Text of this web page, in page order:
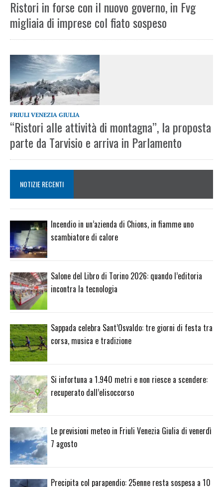
Ristori in forse con il nuovo governo, in Fvg
migliaia di imprese col fiato sospeso
FRIULI VENEZIA GIULIA
“Ristori alle attività di montagna”, la proposta
parte da Tarvisio e arriva in Parlamento
NOTIZIE RECENTI
Incendio in un’azienda di Chions, in fiamme uno
scambiatore di calore
Salone del Libro di Torino 2026: quando l’editoria
incontra la tecnologia
Sappada celebra Sant’Osvaldo: tre giorni di festa tra
corsa, musica e tradizione
Si infortuna a 1.940 metri e non riesce a scendere:
recuperato dall’elisoccorso
Le previsioni meteo in Friuli Venezia Giulia di venerdì
7 agosto
Precipita col parapendio: 25enne resta sospesa a 10